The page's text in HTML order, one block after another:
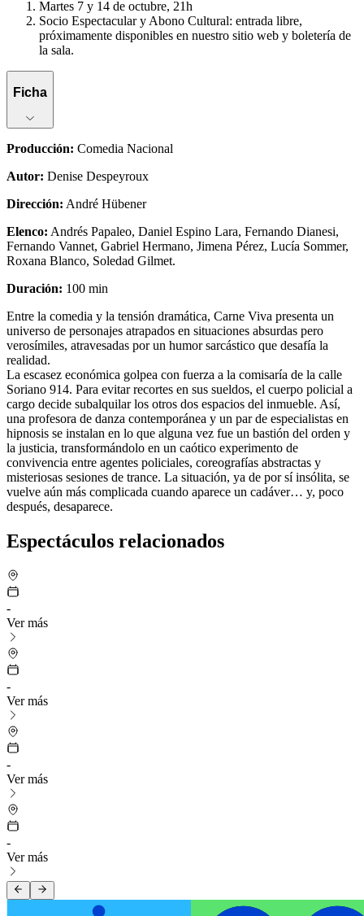
Martes 7 y 14 de octubre, 21h
Socio Espectacular y Abono Cultural: entrada libre,
próximamente disponibles en nuestro sitio web y boletería de
la sala.
Ficha
Producción: Comedia Nacional
Autor: Denise Despeyroux
Dirección: André Hübener
Elenco: Andrés Papaleo, Daniel Espino Lara, Fernando Dianesi,
Fernando Vannet, Gabriel Hermano, Jimena Pérez, Lucía Sommer,
Roxana Blanco, Soledad Gilmet.
Duración: 100 min
Entre la comedia y la tensión dramática, Carne Viva presenta un
universo de personajes atrapados en situaciones absurdas pero
verosímiles, atravesadas por un humor sarcástico que desafía la
realidad.
La escasez económica golpea con fuerza a la comisaría de la calle
Soriano 914. Para evitar recortes en sus sueldos, el cuerpo policial a
cargo decide subalquilar los otros dos espacios del inmueble. Así,
una profesora de danza contemporánea y un par de especialistas en
hipnosis se instalan en lo que alguna vez fue un bastión del orden y
la justicia, transformándolo en un caótico experimento de
convivencia entre agentes policiales, coreografías abstractas y
misteriosas sesiones de trance. La situación, ya de por sí insólita, se
vuelve aún más complicada cuando aparece un cadáver… y, poco
después, desaparece.
Espectáculos relacionados
-
Ver más
-
Ver más
-
Ver más
-
Ver más